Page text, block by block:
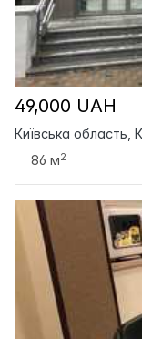
49,000 UAH
Київська область,
86 м2